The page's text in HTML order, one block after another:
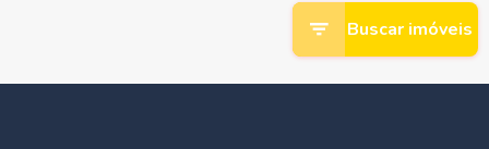
Buscar imóveis